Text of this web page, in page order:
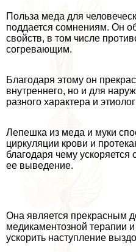
Польза меда для
поддается сомнениям. Он
свойств, в том числе
согревающим.
Благодаря этому он
внутреннего, но и для
разного хаpaктера и
Лепешка из меда и муки
циркуляции крови и
благодаря чему ускоряется
ее выведение.
Она является прекрасным
медикаментозной терапии
ускорить наступление